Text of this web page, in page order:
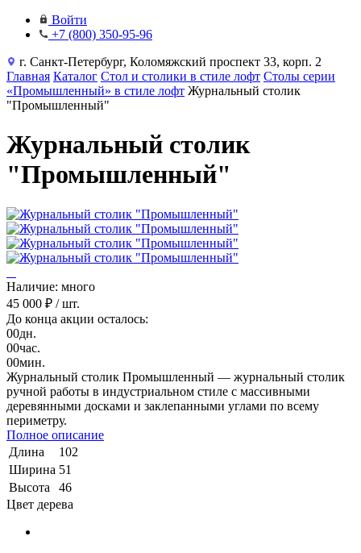
Войти
+7 (800) 350-95-96
г. Санкт-Петербург, Коломяжский проспект 33, корп. 2
Главная Каталог Стол и столики в стиле лофт Столы серии
«Промышленный» в стиле лофт Журнальный столик
"Промышленный"
Журнальный столик
"Промышленный"
Наличие: много
45 000 ₽ / шт.
До конца акции осталось:
00дн.
00час.
00мин.
Журнальный столик Промышленный — журнальный столик
ручной работы в индустриальном стиле с массивными
деревянными досками и заклепанными углами по всему
периметру.
Полное описание
Длина
102
Ширина 51
Высота
46
Цвет дерева